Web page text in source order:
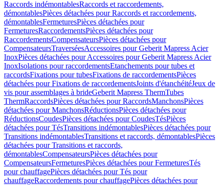
Raccords indémontablesRaccords et raccordements,
démontablesPièces détachées pour Raccords et raccordements,
démontablesFermeturesPièces détachées pour
FermeturesRaccordementsPièces détachées pour
RaccordementsCompensateursPièces détachées pour
CompensateursTraverséesAccessoires pour Geberit Mapress Acier
InoxPièces détachées pour Accessoires pour Geberit Mapress Acier
InoxIsolations pour raccordementsEtanchements pour tubes et
raccordsFixations pour tubesFixations de raccordementsPièces
détachées pour Fixations de raccordementsJoints d'étanchéitéJeux de
vis pour assemblages à brideGeberit Mapress ThermTubes
ThermRaccordsPièces détachées pour RaccordsManchonsPièces
détachées pour ManchonsRéductionsPièces détachées pour
RéductionsCoudesPièces détachées pour CoudesTésPièces
détachées pour TésTransitions indémontablesPièces détachées pour
Transitions indémontablesTransitions et raccords, démontablesPièces
détachées pour Transitions et raccords,
démontablesCompensateursPièces détachées pour
CompensateursFermeturesPièces détachées pour FermeturesTés
pour chauffagePièces détachées pour Tés pour
chauffageRaccordements pour chauffagePièces détachées pour